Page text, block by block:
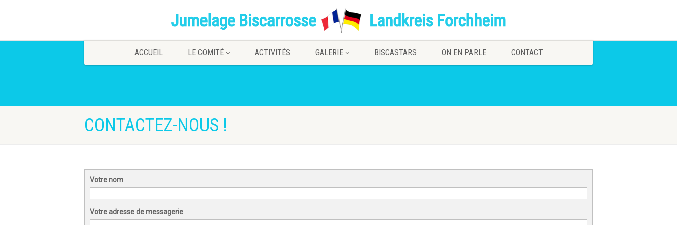
ACCUEIL LE COMITÉ ACTIVITÉS GALERIE BISCASTARS ON EN PARLE CONTACT
CONTACTEZ-NOUS !
Votre nom
Votre adresse de messagerie